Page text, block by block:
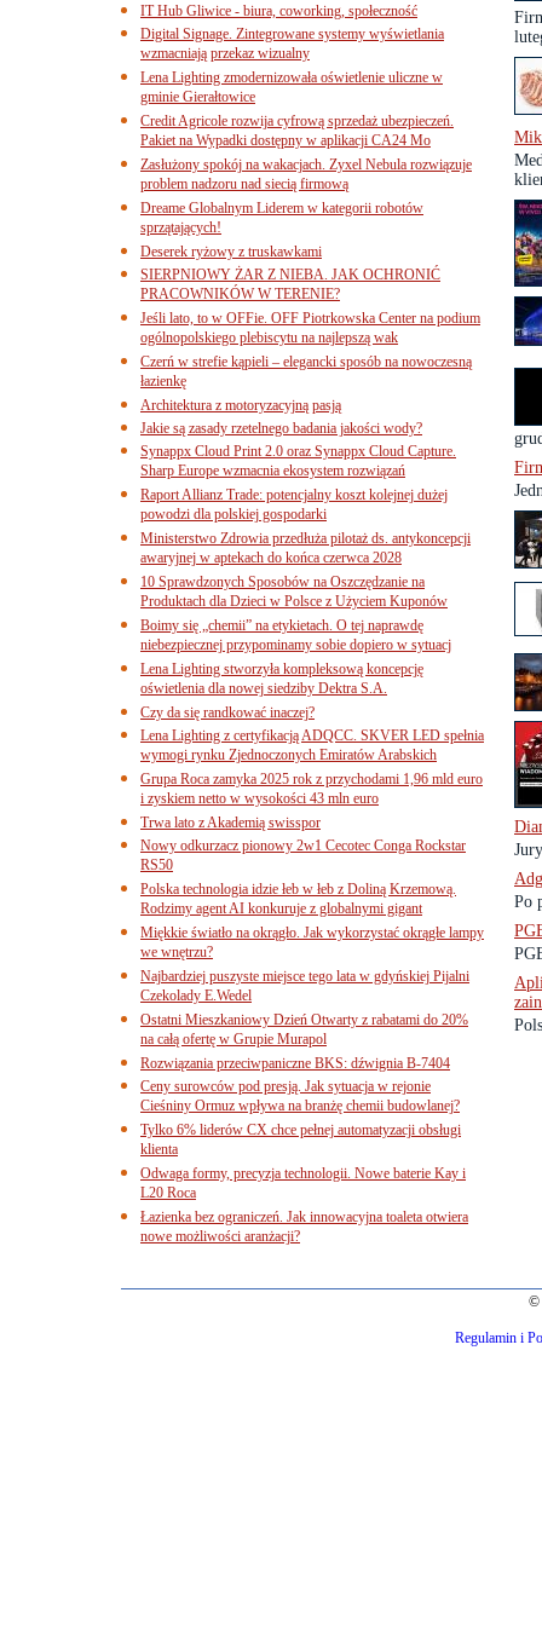
Po
IT Hub Gliwice - biura, coworking, społeczność
Digital Signage. Zintegrowane systemy wyświetlania
wzmacniają przekaz wizualny
Lena Lighting zmodernizowała oświetlenie uliczne w
gminie Gierałtowice
Credit Agricole rozwija cyfrową sprzedaż ubezpieczeń.
Pakiet na Wypadki dostępny w aplikacji CA24 Mo
Zasłużony spokój na wakacjach. Zyxel Nebula rozwiązuje
problem nadzoru nad siecią firmową
Dreame Globalnym Liderem w kategorii robotów
sprzątających!
Deserek ryżowy z truskawkami
SIERPNIOWY ŻAR Z NIEBA. JAK OCHRONIĆ
PRACOWNIKÓW W TERENIE?
Jeśli lato, to w OFFie. OFF Piotrkowska Center na podium
ogólnopolskiego plebiscytu na najlepszą wak
Czerń w strefie kąpieli – elegancki sposób na nowoczesną
łazienkę
Architektura z motoryzacyjną pasją
Jakie są zasady rzetelnego badania jakości wody?
Synappx Cloud Print 2.0 oraz Synappx Cloud Capture.
Sharp Europe wzmacnia ekosystem rozwiązań
Raport Allianz Trade: potencjalny koszt kolejnej dużej
powodzi dla polskiej gospodarki
Ministerstwo Zdrowia przedłuża pilotaż ds. antykoncepcji
awaryjnej w aptekach do końca czerwca 2028
10 Sprawdzonych Sposobów na Oszczędzanie na
Produktach dla Dzieci w Polsce z Użyciem Kuponów
Boimy się „chemii” na etykietach. O tej naprawdę
niebezpiecznej przypominamy sobie dopiero w sytuacj
Lena Lighting stworzyła kompleksową koncepcję
oświetlenia dla nowej siedziby Dektra S.A.
Czy da się randkować inaczej?
Lena Lighting z certyfikacją ADQCC. SKVER LED spełnia
wymogi rynku Zjednoczonych Emiratów Arabskich
Grupa Roca zamyka 2025 rok z przychodami 1,96 mld euro
i zyskiem netto w wysokości 43 mln euro
Trwa lato z Akademią swisspor
Nowy odkurzacz pionowy 2w1 Cecotec Conga Rockstar
RS50
Polska technologia idzie łeb w łeb z Doliną Krzemową.
Rodzimy agent AI konkuruje z globalnymi gigant
Miękkie światło na okrągło. Jak wykorzystać okrągłe lampy
we wnętrzu?
Najbardziej puszyste miejsce tego lata w gdyńskiej Pijalni
Czekolady E.Wedel
Ostatni Mieszkaniowy Dzień Otwarty z rabatami do 20%
na całą ofertę w Grupie Murapol
Rozwiązania przeciwpaniczne BKS: dźwignia B-7404
Ceny surowców pod presją. Jak sytuacja w rejonie
Cieśniny Ormuz wpływa na branżę chemii budowlanej?
Tylko 6% liderów CX chce pełnej automatyzacji obsługi
klienta
Odwaga formy, precyzja technologii. Nowe baterie Kay i
L20 Roca
Łazienka bez ograniczeń. Jak innowacyjna toaleta otwiera
nowe możliwości aranżacji?
©
Regulamin i